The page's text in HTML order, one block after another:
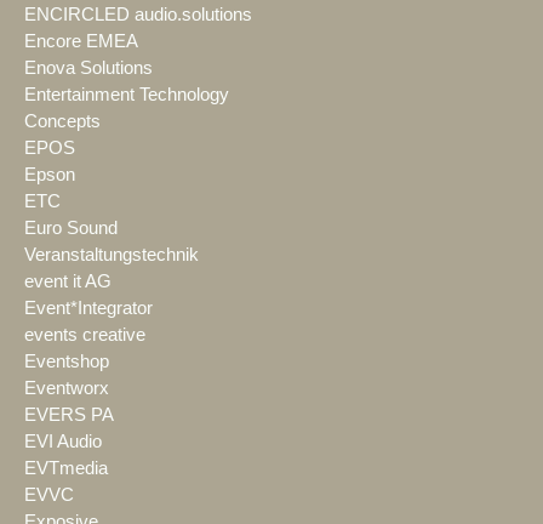
ENCIRCLED audio.solutions
Encore EMEA
Enova Solutions
Entertainment Technology
Concepts
EPOS
Epson
ETC
Euro Sound
Veranstaltungstechnik
event it AG
Event*Integrator
events creative
Eventshop
Eventworx
EVERS PA
EVI Audio
EVTmedia
EVVC